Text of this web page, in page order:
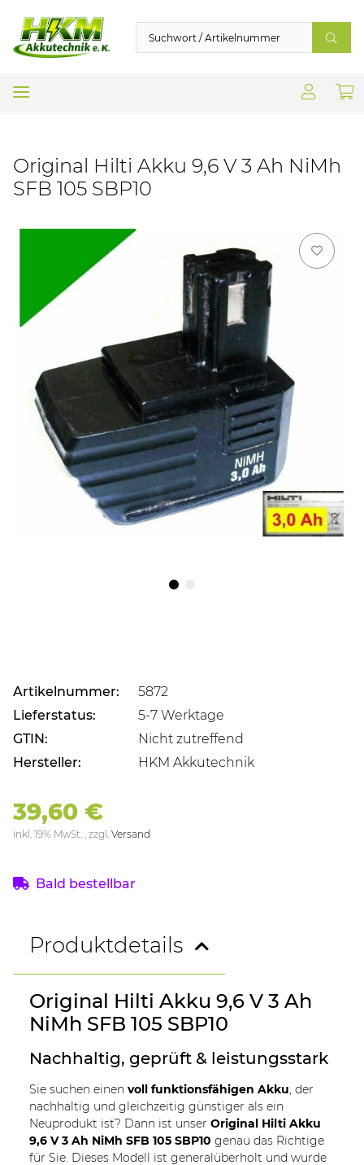
Original Hilti Akku 9,6 V 3 Ah NiMh
SFB 105 SBP10
Artikelnummer:
5872
Lieferstatus:
5-7 Werktage
GTIN:
Nicht zutreffend
Hersteller:
HKM Akkutechnik
39,60 €
inkl. 19% MwSt. , zzgl. Versand
Bald bestellbar
Produktdetails
Original Hilti Akku 9,6 V 3 Ah
NiMh SFB 105 SBP10
Nachhaltig, geprüft & leistungsstark
Sie suchen einen voll funktionsfähigen Akku , der
nachhaltig und gleichzeitig günstiger als ein
Neuprodukt ist? Dann ist unser Original Hilti Akku
9,6 V 3 Ah NiMh SFB 105 SBP10 genau das Richtige
für Sie. Dieses Modell ist generalüberholt und wurde